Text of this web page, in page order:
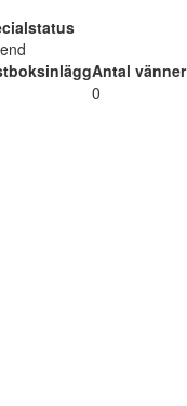
Antal vänner
0